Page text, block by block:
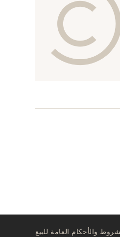
والأحكام العامة للبيع